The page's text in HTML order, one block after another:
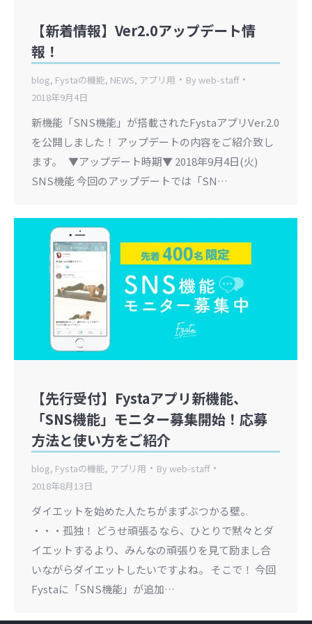
【新着情報】Ver2.0アップデート情
報！
blog, Fystaの機能, NEWS, アプリ用 Byweb-staff
2018年9月4日
新機能「SNS機能」が搭載されたFystaアプリVer.2.0
を公開しました！ アップデートの内容をご紹介致し
ます。 ▼アップデート時期▼ 2018年9月4日(火)
SNS機能 今回のアップデートでは「SN…
【先行受付】Fystaアプリ新機能、
「SNS機能」モニター募集開始！応募
方法と使い方をご紹介
blog, Fystaの機能, アプリ用 Byweb-staff
2018年8月13日
ダイエットを始めた人たちがまずぶつかる壁。
・・・孤独！ どうせ頑張るなら、ひとりで黙々とダ
イエットするより、みんなの頑張りを見て励まし合
いながらダイエットしたいですよね。 そこで！ 今回
Fystaに「SNS機能」が追加…